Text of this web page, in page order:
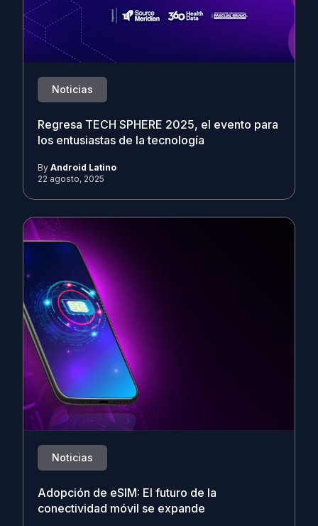
Noticias
Regresa TECH SPHERE 2025, el evento para
los entusiastas de la tecnología
By Android Latino
22 agosto, 2025
Noticias
Adopción de eSIM: El futuro de la
conectividad móvil se expande